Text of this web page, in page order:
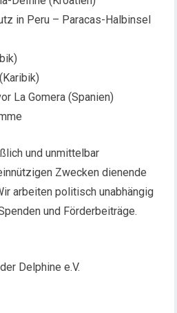
in Peru – Paracas-Halbinsel
La Gomera (Spanien)
und unmittelbar
Zwecken dienende
arbeiten politisch unabhängig
und Förderbeiträge.
Delphine e.V.